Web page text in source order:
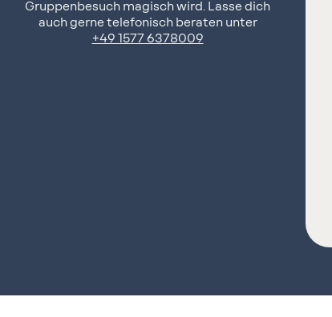
Gruppenbesuch magisch wird. Lasse dich
auch gerne telefonisch beraten unter
+49 1577 6378009